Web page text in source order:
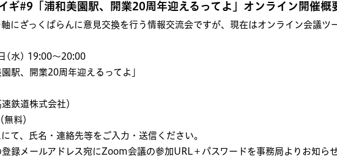
ギ#9「浦和美園駅、開業20周年迎えるってよ」オンライン開催概
にざっくばらんに意見交換を行う情報交流会ですが、現在はオンライン会議
(水) 19:00〜20:00
園駅、開業20周年迎えるってよ」
鉄道株式会社）
無料）
て、氏名・連絡先等をご入力・送信ください。
録メールアドレス宛にZoom会議の参加URL＋パスワードを事務局よりお知ら